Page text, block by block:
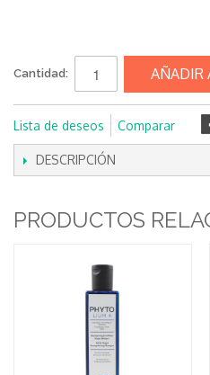
Cantidad: AÑADIR
Lista de deseos Comparar
DESCRIPCIÓN
PRODUCTOS